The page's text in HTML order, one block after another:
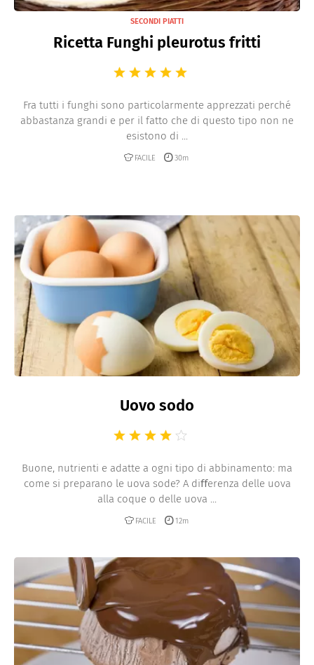
SECONDI PIATTI
Ricetta Funghi pleurotus fritti
Fra tutti i funghi sono particolarmente apprezzati perché
abbastanza grandi e per il fatto che di questo tipo non ne
esistono di ...
FACILE 30m
Uovo sodo
Buone, nutrienti e adatte a ogni tipo di abbinamento: ma
come si preparano le uova sode? A diﬀerenza delle uova
alla coque o delle uova ...
FACILE 12m